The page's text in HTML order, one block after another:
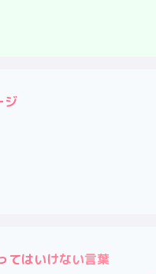
ジ
てはいけない言葉